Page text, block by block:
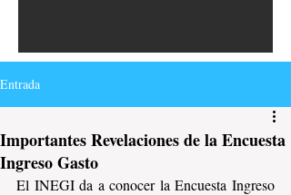
Entrada
Importantes Revelaciones de la Encuesta
Ingreso Gasto
El INEGI da a conocer la Encuesta Ingreso